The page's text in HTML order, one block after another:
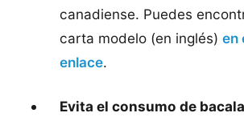
canadiense. Puedes
carta modelo (en inglés) en
enlace.
Evita el consumo de